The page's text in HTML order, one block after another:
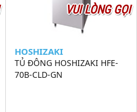
VUI LÒNG GỌI
HOSHIZAKI
TỦ ĐÔNG HOSHIZAKI HFE-
70B-CLD-GN